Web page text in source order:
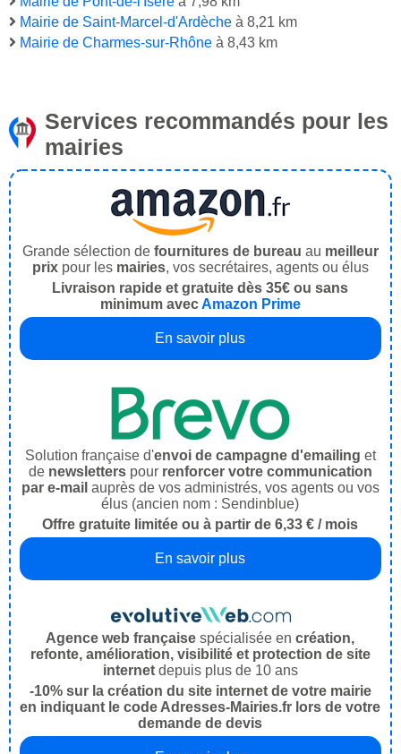
Mairie de Saint-Marcel-d'Ardèche à 8,21 km
Mairie de Charmes-sur-Rhône à 8,43 km
Services recommandés pour les
mairies
Grande sélection de fournitures de bureau au meilleur
prix pour les mairies, vos secrétaires, agents ou élus
Livraison rapide et gratuite dès 35€ ou sans
minimum avecAmazon Prime
En savoir plus
Solution française d'envoi de campagne d'emailing et
de newsletters pour renforcer votre communication
par e-mail auprès de vos administrés, vos agents ou vos
élus (ancien nom : Sendinblue)
Offre gratuite limitée ou à partir de 6,33 € / mois
En savoir plus
Agence web française spécialisée encréation,
refonte, amélioration, visibilité et protection de site
internet depuis plus de 10 ans
-10% sur la création du site internet de votre mairie
en indiquant le code Adresses-Mairies.fr lors de votre
demande de devis